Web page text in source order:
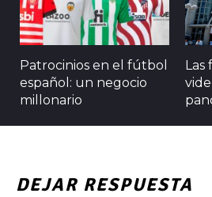
Patrocinios en el fútbol
español: un negocio
millonario
Las
DEJAR RESPUESTA